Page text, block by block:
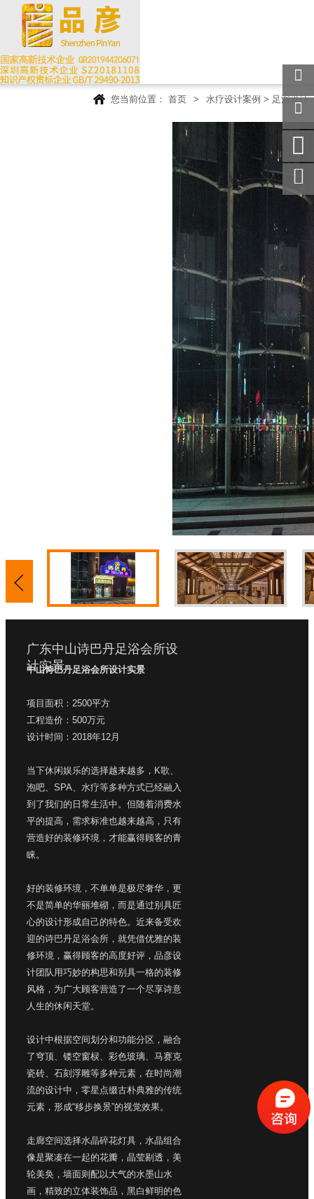
您当前位置： 首页 > 水疗设计案例 > 足浴设计
广东中山诗巴丹足浴会所设
计实景
中山诗巴丹足浴会所设计实景
项目面积：2500平方
工程造价：500万元
设计时间：2018年12月
当下休闲娱乐的选择越来越多，K歌、
泡吧、SPA、水疗等多种方式已经融入
到了我们的日常生活中。但随着消费水
平的提高，需求标准也越来越高，只有
营造好的装修环境，才能赢得顾客的青
睐。
好的装修环境，不单单是极尽奢华，更
不是简单的华丽堆砌，而是通过别具匠
心的设计形成自己的特色。近来备受欢
迎的诗巴丹足浴会所，就凭借优雅的装
修环境，赢得顾客的高度好评，品彦设
计团队用巧妙的构思和别具一格的装修
风格，为广大顾客营造了一个尽享诗意
人生的休闲天堂。
设计中根据空间划分和功能分区，融合
了穹顶、镂空窗棂、彩色玻璃、马赛克
瓷砖、石刻浮雕等多种元素，在时尚潮
流的设计中，零星点缀古朴典雅的传统
元素，形成“移步换景”的视觉效果。
走廊空间选择水晶碎花灯具，水晶组合
像是聚凑在一起的花瓣，晶莹剔透，美
轮美奂，墙面则配以大气的水墨山水
画，精致的立体装饰品，黑白鲜明的色
关注
微信
在线
手机
访问
服务
顶部